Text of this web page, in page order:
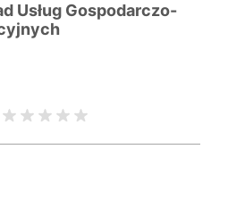
Usług Gospodarczo-